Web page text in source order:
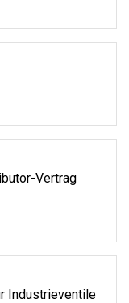
Vertrag
Industrieventile